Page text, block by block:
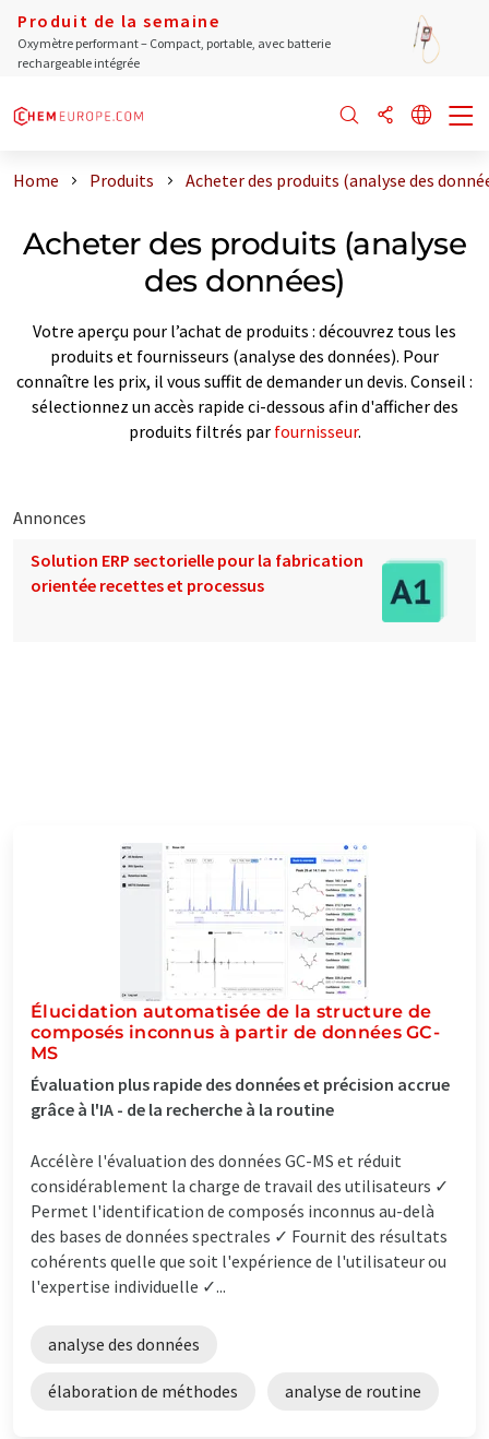
Produit de la semaine
Oxymètre performant – Compact, portable, avec batterie
rechargeable intégrée
Home Produits Acheter des produits (analyse des
Acheter des produits (analyse
des données)
Votre aperçu pour l’achat de produits : découvrez tous les
produits et fournisseurs (analyse des données). Pour
connaître les prix, il vous suffit de demander un devis. Conseil :
sélectionnez un accès rapide ci-dessous afin d'afficher des
produits filtrés par fournisseur.
Annonces
Solution ERP sectorielle pour la fabrication
orientée recettes et processus
Élucidation automatisée de la structure de
composés inconnus à partir de données GC-
MS
Évaluation plus rapide des données et précision accrue
grâce à l'IA - de la recherche à la routine
Accélère l'évaluation des données GC-MS et réduit
considérablement la charge de travail des utilisateurs ✓
Permet l'identification de composés inconnus au-delà
des bases de données spectrales ✓ Fournit des résultats
cohérents quelle que soit l'expérience de l'utilisateur ou
l'expertise individuelle ✓...
analyse des données
élaboration de méthodes analyse de routine